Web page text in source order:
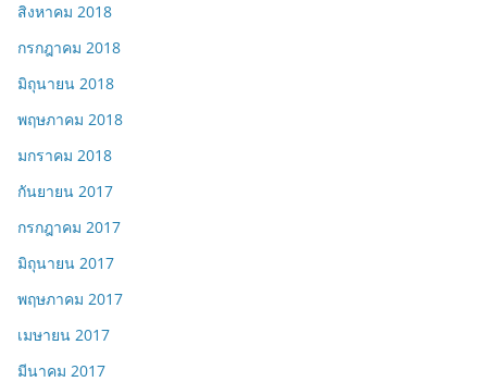
สิงหาคม 2018
กรกฎาคม 2018
มิถุนายน 2018
พฤษภาคม 2018
มกราคม 2018
กันยายน 2017
กรกฎาคม 2017
มิถุนายน 2017
พฤษภาคม 2017
เมษายน 2017
มีนาคม 2017